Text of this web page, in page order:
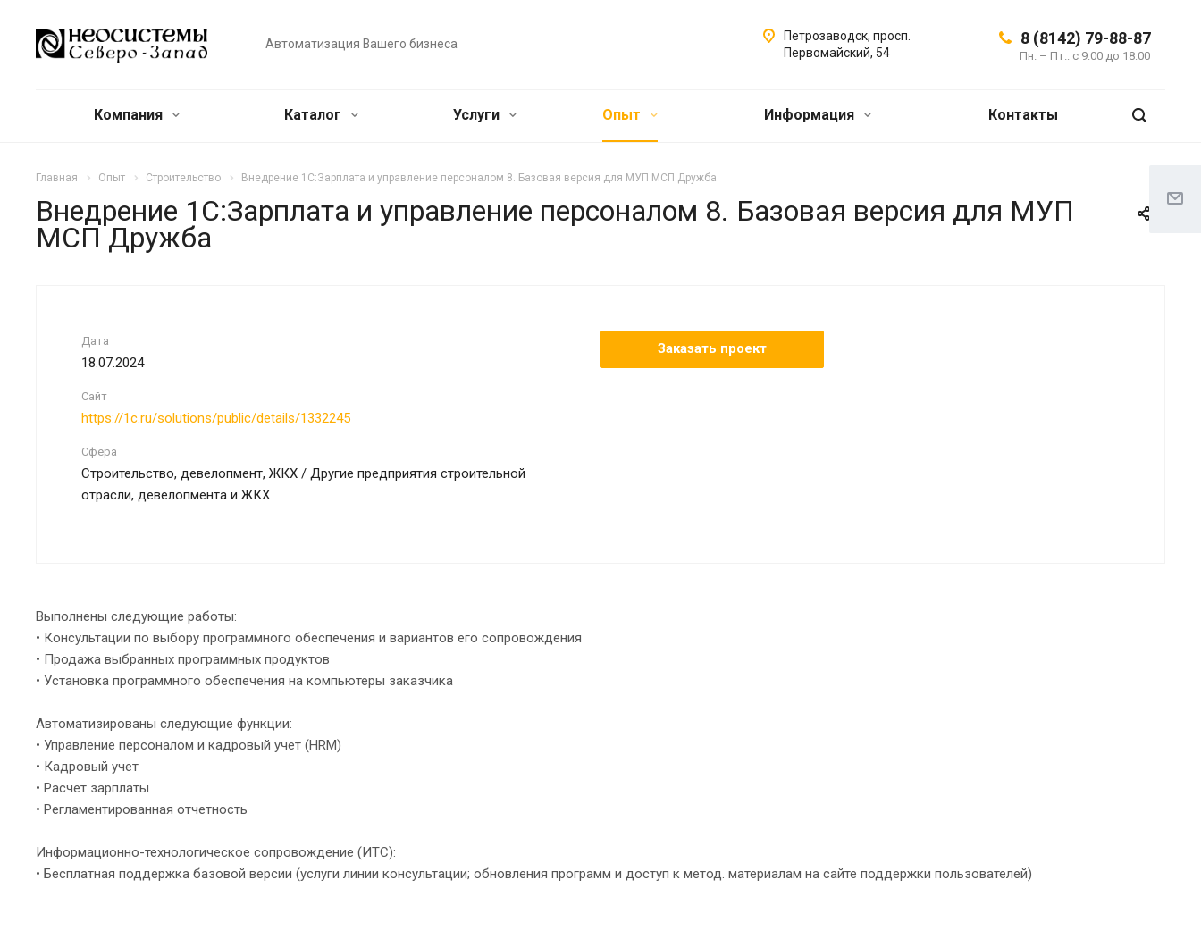
Автоматизация Вашего бизнеса 8 (8142) 79-88-87
Пн. – Пт.: с 9:00 до 18:00
Петрозаводск, просп.
Первомайский, 54
Компания Каталог Услуги Опыт Информация Контакты
Главная Опыт Строительство Внедрение 1С:Зарплата и управление персоналом 8. Базовая версия для МУП МСП Дружба
Внедрение 1С:Зарплата и управление персоналом 8. Базовая версия для МУП
МСП Дружба
Дата
18.07.2024
Сайт
https://1c.ru/solutions/public/details/1332245
Сфера
Строительство, девелопмент, ЖКХ / Другие предприятия строительной
отрасли, девелопмента и ЖКХ
Заказать проект
Выполнены следующие работы:
• Консультации по выбору программного обеспечения и вариантов его сопровождения
• Продажа выбранных программных продуктов
• Установка программного обеспечения на компьютеры заказчика
Автоматизированы следующие функции:
• Управление персоналом и кадровый учет (HRM)
• Кадровый учет
• Расчет зарплаты
• Регламентированная отчетность
Информационно-технологическое сопровождение (ИТС):
• Бесплатная поддержка базовой версии (услуги линии консультации; обновления программ и доступ к метод. материалам на сайте поддержки пользователей)